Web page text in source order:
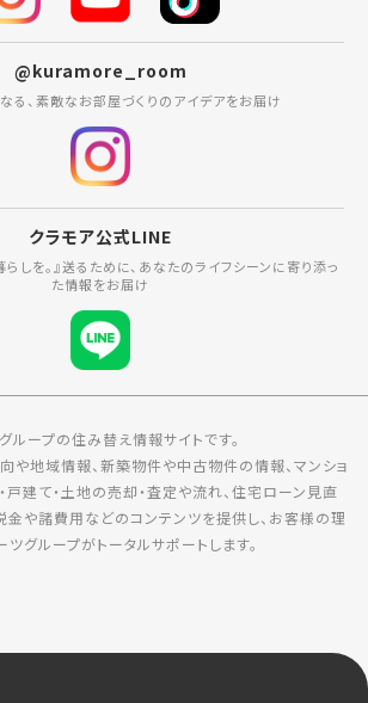
@kuramore_room
る、素敵なお部屋づくりのアイデアをお届け
クラモア公式LINE
らしを。』送るために、あなたのライフシーンに寄り添っ
た情報をお届け
グループの住み替え情報サイトです。
や地域情報、新築物件や中古物件の情報、マンショ
戸建て・土地の売却・査定や流れ、住宅ローン見直
金や諸費用などのコンテンツを提供し、お客様の理
グループがトータルサポートします。